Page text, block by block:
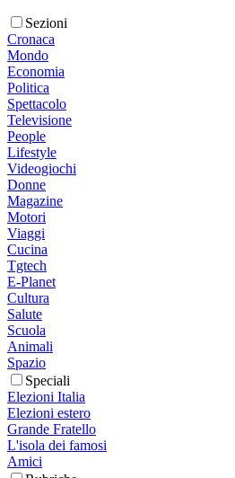
Sezioni
Cronaca
Mondo
Economia
Politica
Spettacolo
Televisione
People
Lifestyle
Videogiochi
Donne
Magazine
Motori
Viaggi
Cucina
Tgtech
E-Planet
Cultura
Salute
Scuola
Animali
Spazio
Speciali
Elezioni Italia
Elezioni estero
Grande Fratello
L'isola dei famosi
Amici